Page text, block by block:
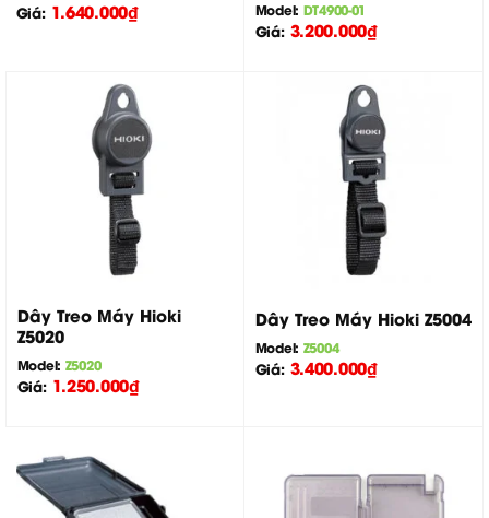
Giá: 1.640.000₫ Model: DT4900-01
Giá: 3.200.000₫
Dây Treo Máy Hioki
Z5020
Model: Z5020
Giá: 1.250.000₫
Dây Treo Máy Hioki Z5004
Model: Z5004
Giá: 3.400.000₫